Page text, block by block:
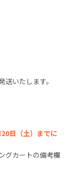
いたします。
日（土）までに
グカートの備考欄